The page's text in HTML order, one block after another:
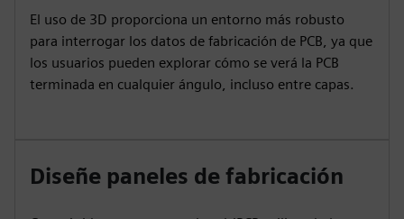
El uso de 3D proporciona un entorno más robusto
para interrogar los datos de fabricación de PCB, ya que
los usuarios pueden explorar cómo se verá la PCB
terminada en cualquier ángulo, incluso entre capas.
Diseñe paneles de fabricación